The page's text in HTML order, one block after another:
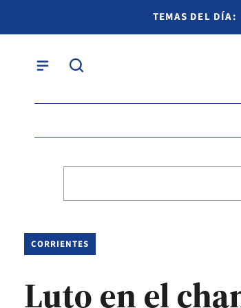
TEMAS DEL DÍA:
CORRIENTES
Luto en el